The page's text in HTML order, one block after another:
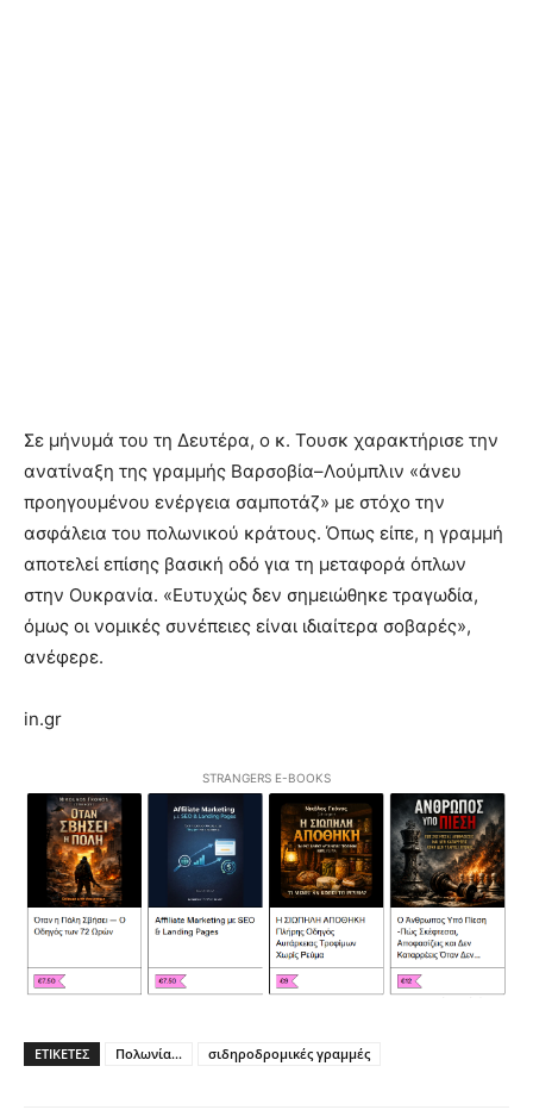
Σε μήνυμά του τη Δευτέρα, ο κ. Τουσκ χαρακτήρισε την
ανατίναξη της γραμμής Βαρσοβία–Λούμπλιν «άνευ
προηγουμένου ενέργεια σαμποτάζ» με στόχο την
ασφάλεια του πολωνικού κράτους. Όπως είπε, η γραμμή
αποτελεί επίσης βασική οδό για τη μεταφορά όπλων
στην Ουκρανία. «Ευτυχώς δεν σημειώθηκε τραγωδία,
όμως οι νομικές συνέπειες είναι ιδιαίτερα σοβαρές»,
ανέφερε.
in.gr
STRANGERS E-BOOKS
ΕΤΙΚΕΤΕΣ Πολωνία... σιδηροδρομικές γραμμές